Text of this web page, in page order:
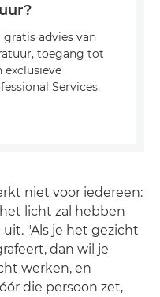
advies van
toegang tot
exclusieve
Services.
niet voor iedereen:
licht zal hebben
"Als je het gezicht
dan wil je
werken, en
die persoon zet,